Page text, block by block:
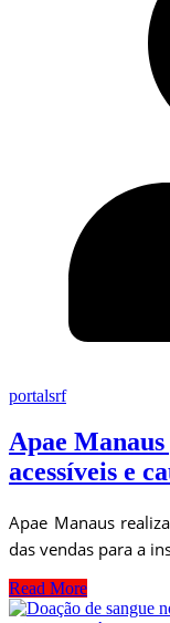
portalsrf
Apae
acessíveis e
Apae Manaus
das vendas para a
Read More